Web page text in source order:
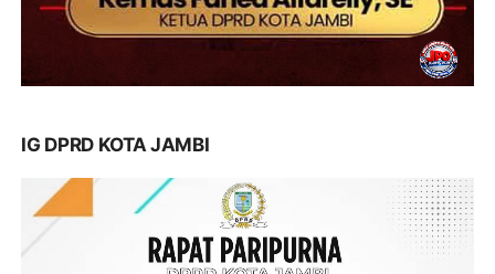
IG DPRD KOTA JAMBI